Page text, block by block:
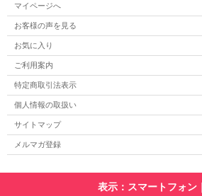
マイページへ
お客様の声を見る
お気に入り
ご利用案内
特定商取引法表示
個人情報の取扱い
サイトマップ
メルマガ登録
表示：スマートフォン｜